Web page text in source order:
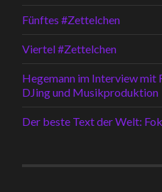
Fünftes #Zettelchen
Viertel #Zettelchen
Hegemann im Interview mit
DJing und Musikproduktion
Der beste Text der Welt: